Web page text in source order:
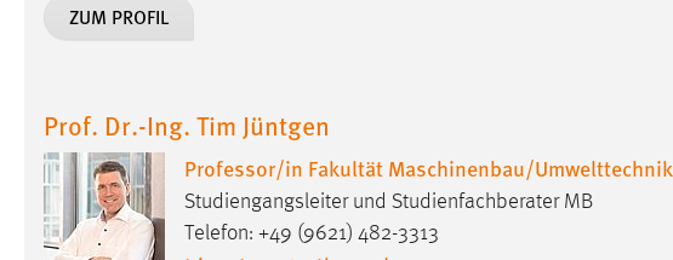
ZUM PROFIL
Prof. Dr.-Ing. Tim Jüntgen
Professor/in Fakultät Maschinenbau/Umwelttechnik
Studiengangsleiter und Studienfachberater MB
Telefon: +49 (9621) 482-3313
Name: _fbp
Anbieter: Facebook
Zweck: Conversion-Tracking
Cookie Laufzeit: